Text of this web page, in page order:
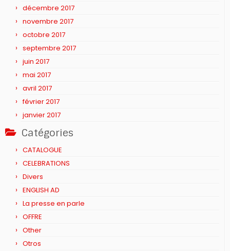
décembre 2017
novembre 2017
octobre 2017
septembre 2017
juin 2017
mai 2017
avril 2017
février 2017
janvier 2017
Catégories
CATALOGUE
CELEBRATIONS
Divers
ENGLISH AD
La presse en parle
OFFRE
Other
Otros